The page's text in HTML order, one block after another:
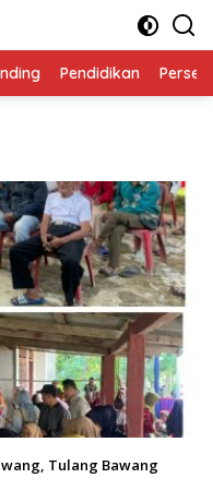
Pendidikan
, Tulang Bawang